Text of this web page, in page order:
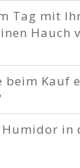
Tag mit
Hauch
beim Kauf
Humidor in